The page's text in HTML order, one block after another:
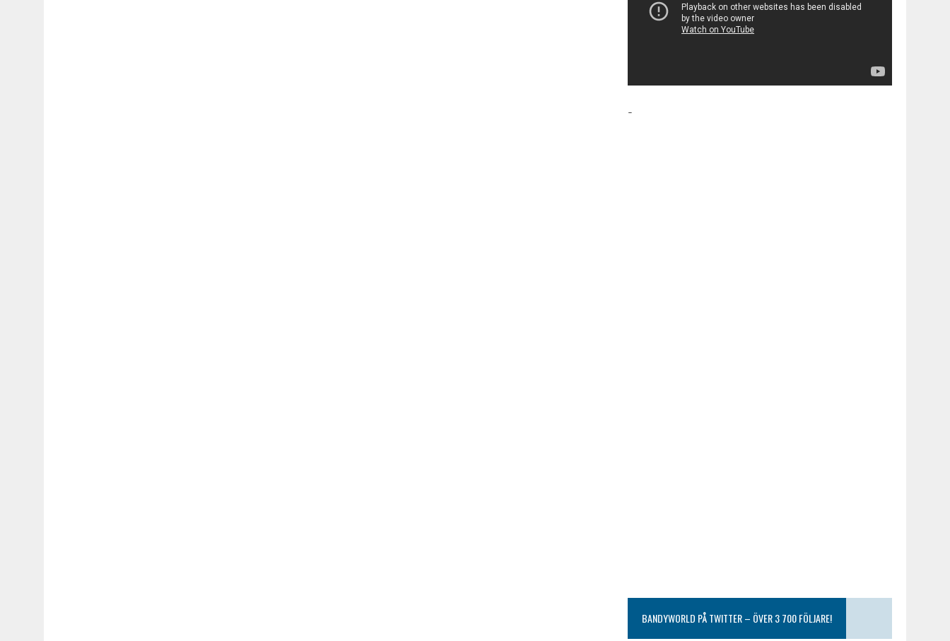
-
BANDYWORLD PÅ TWITTER – ÖVER 3 700 FÖLJARE!